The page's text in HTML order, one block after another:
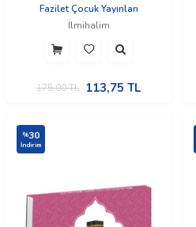
Fazilet Çocuk Yayınları
İlmihalim
175,00TL 113,75 TL
%30
İndirim